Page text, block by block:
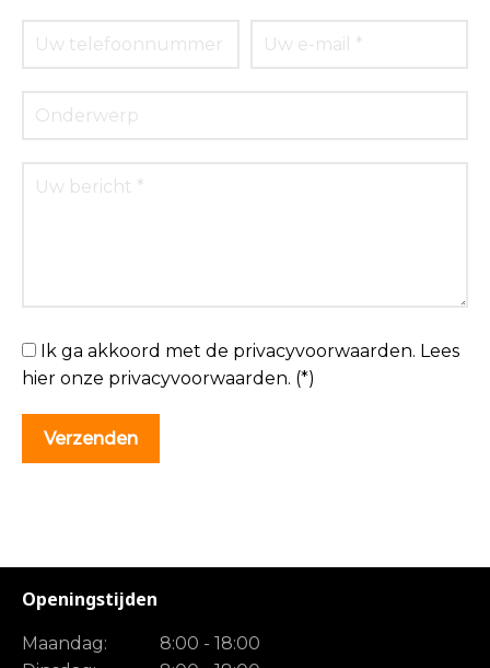
Ik ga akkoord met de privacyvoorwaarden. Lees
hier onze privacyvoorwaarden. (*)
Openingstijden
Maandag:
8:00 - 18:00